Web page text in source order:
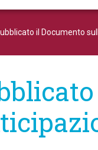
il Documento